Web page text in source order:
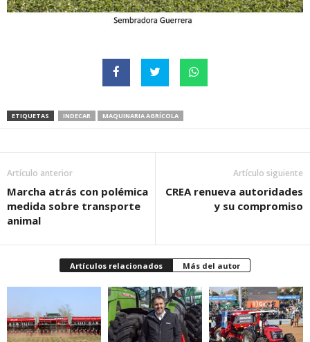
ETIQUETAS INDECAR MAQUINARIA AGRÍCOLA
Artículo anterior
Marcha atrás con polémica
medida sobre transporte
animal
Artículo siguiente
CREA renueva autoridades
y su compromiso
Artículos relacionados Más del autor